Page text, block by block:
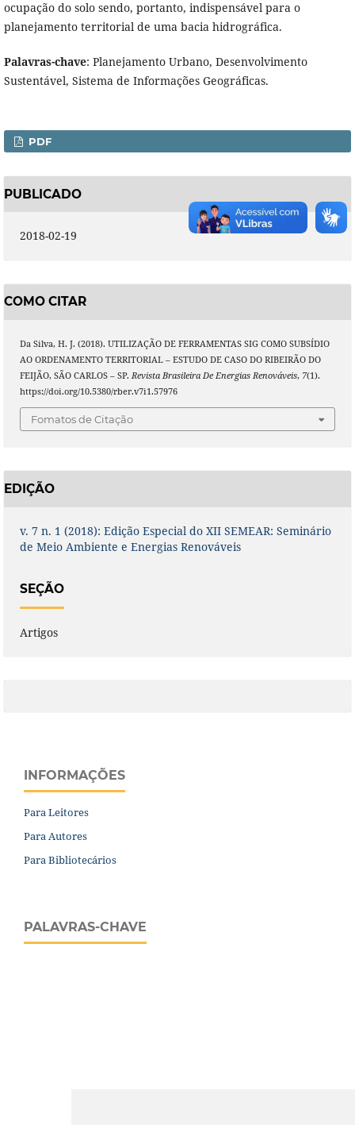
ocupação do solo sendo, portanto, indispensável para o
planejamento territorial de uma bacia hidrográfica.
Palavras-chave: Planejamento Urbano, Desenvolvimento
Sustentável, Sistema de Informações Geográficas.
PDF
PUBLICADO
2018-02-19
COMO CITAR
Da Silva, H. J. (2018). UTILIZAÇÃO DE FERRAMENTAS SIG COMO SUBSÍDIO
AO ORDENAMENTO TERRITORIAL – ESTUDO DE CASO DO RIBEIRÃO DO
FEIJÃO, SÃO CARLOS – SP. Revista Brasileira De Energias Renováveis, 7(1).
https://doi.org/10.5380/rber.v7i1.57976
Fomatos de Citação
EDIÇÃO
v. 7 n. 1 (2018): Edição Especial do XII SEMEAR: Seminário
de Meio Ambiente e Energias Renováveis
SEÇÃO
Artigos
INFORMAÇÕES
Para Leitores
Para Autores
Para Bibliotecários
PALAVRAS-CHAVE